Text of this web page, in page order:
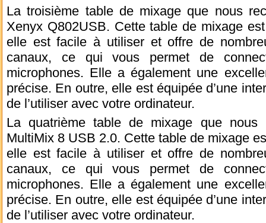
La troisième table de mixage que nous
Xenyx Q802USB. Cette table de mixage
elle est facile à utiliser et offre de
canaux, ce qui vous permet de
microphones. Elle a également une
précise. En outre, elle est équipée d’une
de l’utiliser avec votre ordinateur.
La quatrième table de mixage que nous
MultiMix 8 USB 2.0. Cette table de mixage
elle est facile à utiliser et offre de
canaux, ce qui vous permet de
microphones. Elle a également une
précise. En outre, elle est équipée d’une
de l’utiliser avec votre ordinateur.